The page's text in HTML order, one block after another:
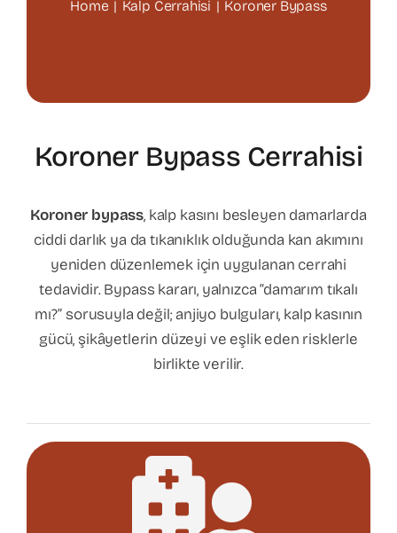
Kalp Cerrahisi
Hasta Bilgilendirme
İletişim
Home Kalp Cerrahisi Koroner Bypass
Koroner Bypass Cerrahisi
Koroner bypass, kalp kasını besleyen damarlarda
ciddi darlık ya da tıkanıklık olduğunda kan akımını
yeniden düzenlemek için uygulanan cerrahi
tedavidir. Bypass kararı, yalnızca “damarım tıkalı
mı?” sorusuyla değil; anjiyo bulguları, kalp kasının
gücü, şikâyetlerin düzeyi ve eşlik eden risklerle
birlikte verilir.